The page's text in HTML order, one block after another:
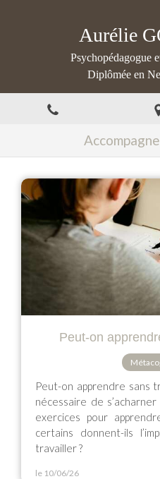
Aurélie
Psychopédagogue
Diplômée en
Peut-on
Peut-on apprendre sans
nécessaire de
exercices pour
certains donnent-ils
travailler ?
le 10/06/26